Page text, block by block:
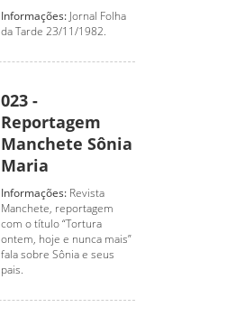
Informações: Jornal Folha
da Tarde 23/11/1982.
023 -
Reportagem
Manchete Sônia
Maria
Informações: Revista
Manchete, reportagem
com o título “Tortura
ontem, hoje e nunca mais”
fala sobre Sônia e seus
pais.